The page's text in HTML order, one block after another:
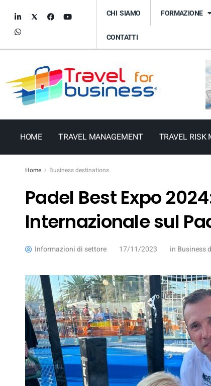
CHI SIAMO FORMAZIONE
CONTATTI
HOME TRAVEL MANAGEMENT TRAVEL RISK
Home Business destinations
Padel Best Expo
Internazionale sul
Informazioni di settore 17/11/2023 in Business